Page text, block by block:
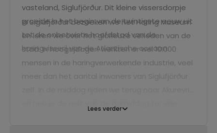
vasteland, Siglufjörður. Dit kleine vissersdorpje
groeide in het begin van de twintigste eeuw uit
tot de onbetwiste hoofdstad van de
haringvisserij van de Atlantische oceaan.
In Siglufjörður bezoeken we het Haring Museum
en leren we over het glorieuze verleden van de
stad. In hoogtijdagen werkten er wel 10.000
mensen in de haringverwerkende industrie, veel
Lees verder